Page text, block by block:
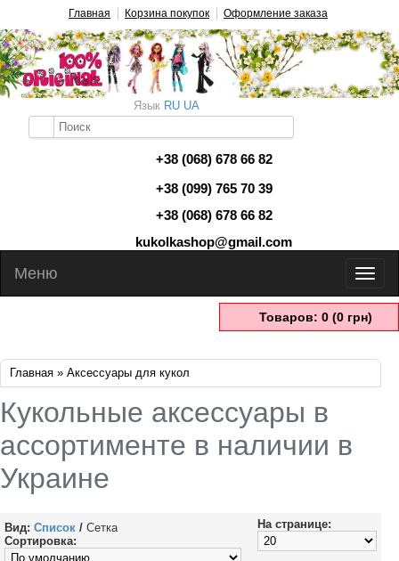
Главная Корзина покупок Оформление заказа
Язык RU UA
Товаров: 0 (0 грн)
+38 (068) 678 66 82
+38 (099) 765 70 39
+38 (068) 678 66 82
kukolkashop@gmail.com
Меню
Главная » Аксессуары для кукол
Кукольные аксессуары в
ассортименте в наличии в
Украине
Вид: Список / Сетка
На странице:
Сортировка: